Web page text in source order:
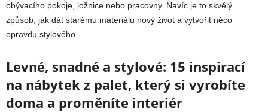
obývacího pokoje, ložnice nebo pracovny. Navíc je to skvělý
způsob, jak dát starému materiálu nový život a vytvořit něco
opravdu stylového.
Levné, snadné a stylové: 15 inspirací
na nábytek z palet, který si vyrobíte
doma a proměníte interiér